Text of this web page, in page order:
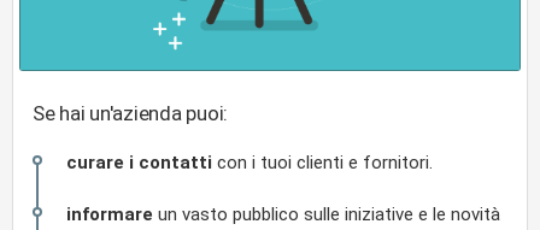
Se hai un'azienda puoi:
curare i contatti con i tuoi clienti e fornitori.
informare un vasto pubblico sulle iniziative e le novità